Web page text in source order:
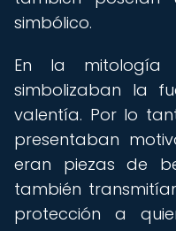
simbólico.
En la mitología
simbolizaban la
valentía. Por lo
presentaban
eran piezas de
también
protección a